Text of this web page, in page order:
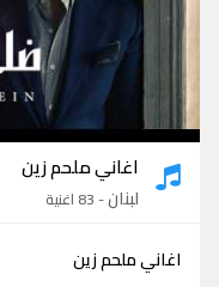
اغاني ملحم زين
لبنان- 83 اغنية
اغاني ملحم زين